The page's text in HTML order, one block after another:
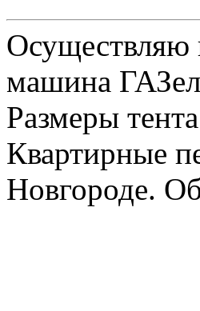
Осуществляю
машина
Размеры
Квартирные
Новгороде.